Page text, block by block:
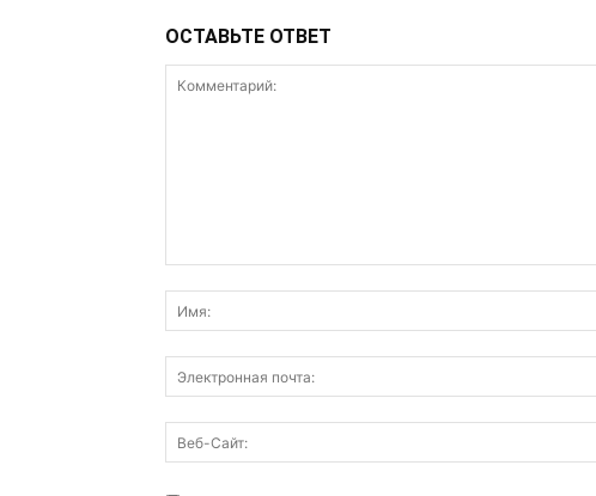
ОСТАВЬТЕ ОТВЕТ